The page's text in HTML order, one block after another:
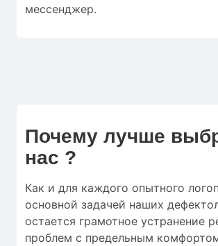
мессенджер.
Почему лучше
нас ?
Как и для каждого опытного
основной задачей наших
остается грамотное устранение
проблем с предельным